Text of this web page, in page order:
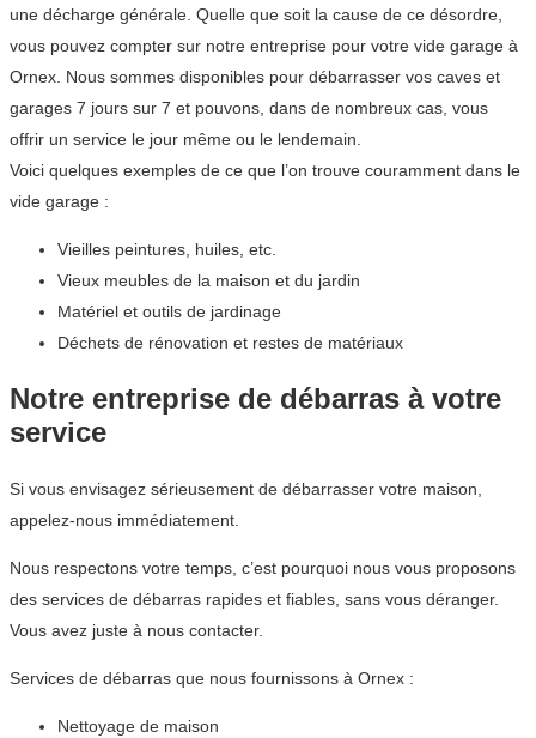
une décharge générale. Quelle que soit la cause de ce désordre,
vous pouvez compter sur notre entreprise pour votre vide garage à
Ornex. Nous sommes disponibles pour débarrasser vos caves et
garages 7 jours sur 7 et pouvons, dans de nombreux cas, vous
offrir un service le jour même ou le lendemain.
Voici quelques exemples de ce que l’on trouve couramment dans le
vide garage :
Vieilles peintures, huiles, etc.
Vieux meubles de la maison et du jardin
Matériel et outils de jardinage
Déchets de rénovation et restes de matériaux
Notre entreprise de débarras à votre
service
Si vous envisagez sérieusement de débarrasser votre maison,
appelez-nous immédiatement.
Nous respectons votre temps, c’est pourquoi nous vous proposons
des services de débarras rapides et fiables, sans vous déranger.
Vous avez juste à nous contacter.
Services de débarras que nous fournissons à Ornex :
Nettoyage de maison